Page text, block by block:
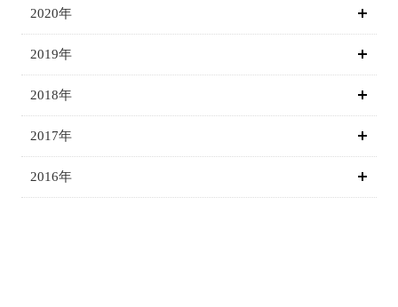
2020年
2019年
2018年
2017年
2016年